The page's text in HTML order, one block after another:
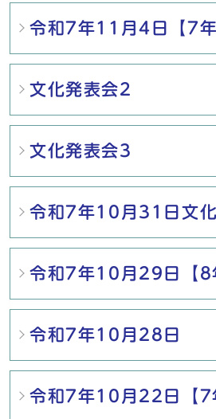
令和7年11月4日【7年
文化発表会2
文化発表会3
令和7年10月31日文
令和7年10月29日【8
令和7年10月28日
令和7年10月22日【7